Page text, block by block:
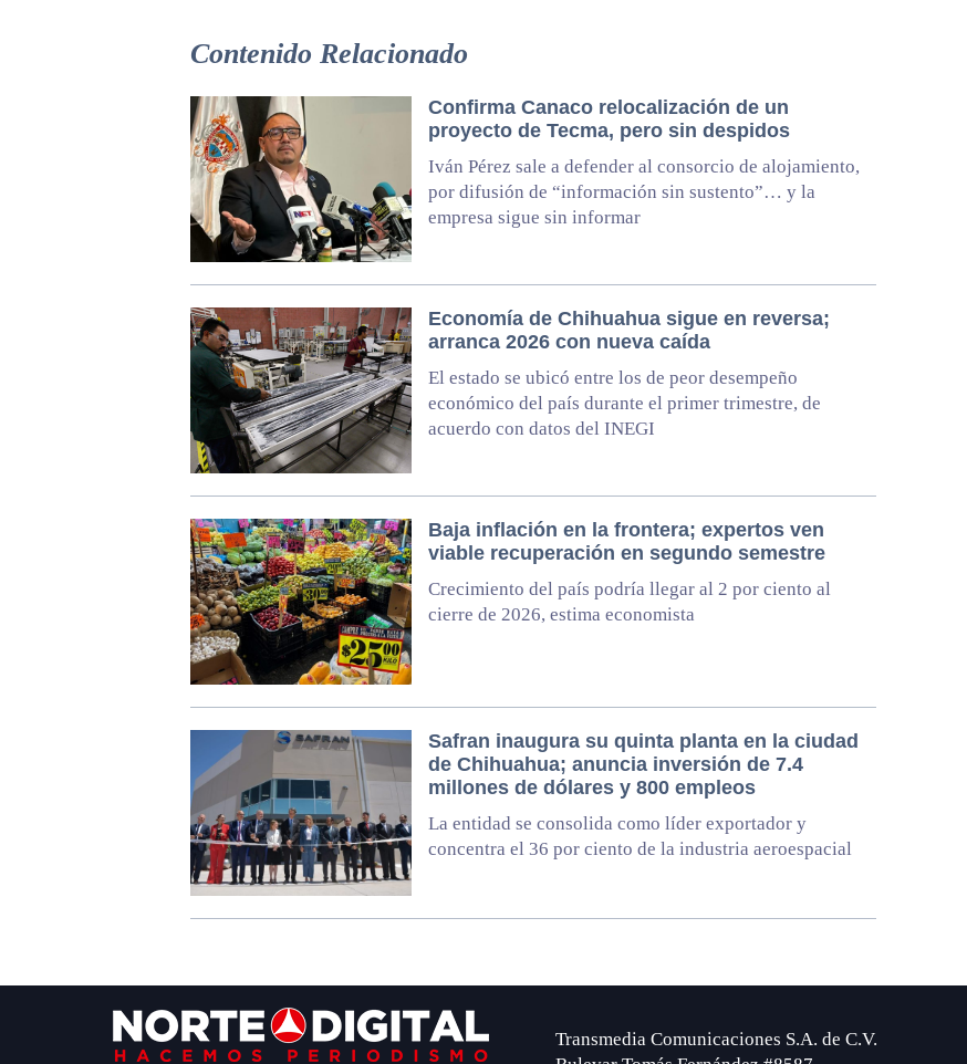
Contenido Relacionado
Confirma Canaco relocalización de un
proyecto de Tecma, pero sin despidos
Iván Pérez sale a defender al consorcio de alojamiento,
por difusión de “información sin sustento”… y la
empresa sigue sin informar
Economía de Chihuahua sigue en reversa;
arranca 2026 con nueva caída
El estado se ubicó entre los de peor desempeño
económico del país durante el primer trimestre, de
acuerdo con datos del INEGI
Baja inflación en la frontera; expertos ven
viable recuperación en segundo semestre
Crecimiento del país podría llegar al 2 por ciento al
cierre de 2026, estima economista
Safran inaugura su quinta planta en la ciudad
de Chihuahua; anuncia inversión de 7.4
millones de dólares y 800 empleos
La entidad se consolida como líder exportador y
concentra el 36 por ciento de la industria aeroespacial
Transmedia Comunicaciones S.A. de C.V.